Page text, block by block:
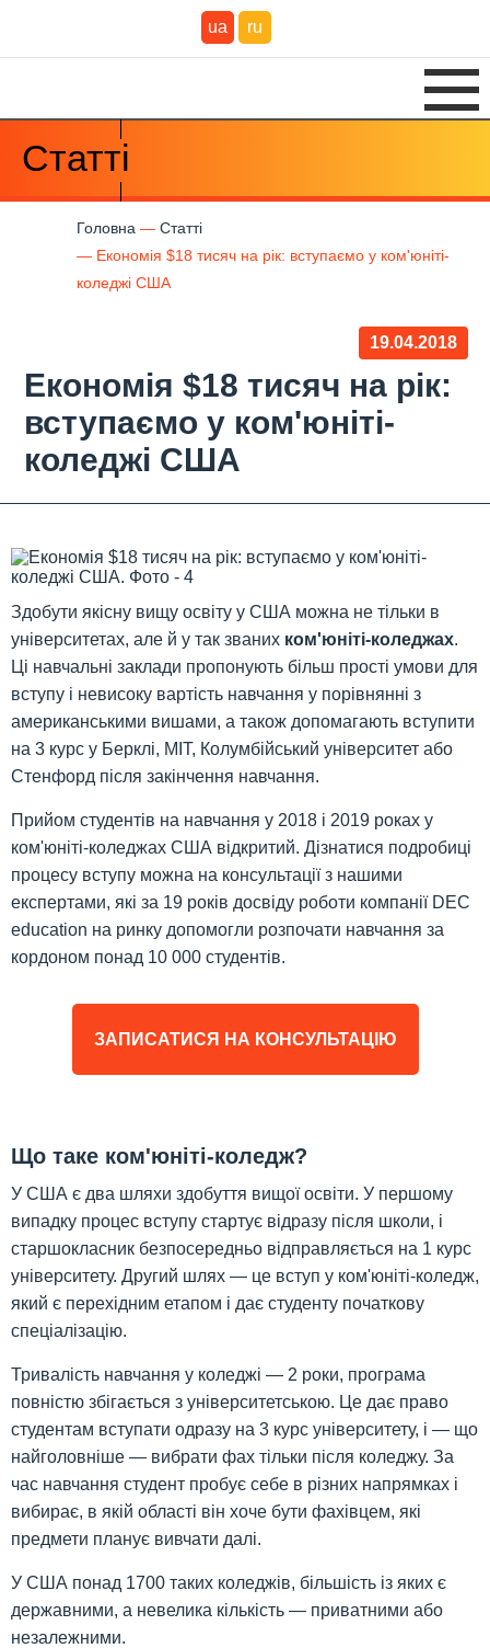
ua ru
Статті
Головна
Статті
Економія $18 тисяч на рік: вступаємо у ком'юніті-
коледжі США
Економія $18 тисяч на рік:
вступаємо у ком'юніті-
коледжі США
19.04.2018
Здобути якісну вищу освіту у США можна не тільки в
університетах, але й у так званих ком'юніті-коледжах.
Ці навчальні заклади пропонують більш прості умови для
вступу і невисоку вартість навчання у порівнянні з
американськими вишами, а також допомагають вступити
на 3 курс у Берклі, MIT, Колумбійський університет або
Стенфорд після закінчення навчання.
Прийом студентів на навчання у 2018 і 2019 роках у
ком'юніті-коледжах США відкритий. Дізнатися подробиці
процесу вступу можна на консультації з нашими
експертами, які за 19 років досвіду роботи компанії DEC
education на ринку допомогли розпочати навчання за
кордоном понад 10 000 студентів.
ЗАПИСАТИСЯ НА КОНСУЛЬТАЦІЮ
Що таке ком'юніті-коледж?
У США є два шляхи здобуття вищої освіти. У першому
випадку процес вступу стартує відразу після школи, і
старшокласник безпосередньо відправляється на 1 курс
університету. Другий шлях — це вступ у ком'юніті-коледж,
який є перехідним етапом і дає студенту початкову
спеціалізацію.
Тривалість навчання у коледжі — 2 роки, програма
повністю збігається з університетською. Це дає право
студентам вступати одразу на 3 курс університету, і — що
найголовніше — вибрати фах тільки після коледжу. За
час навчання студент пробує себе в різних напрямках і
вибирає, в якій області він хоче бути фахівцем, які
предмети планує вивчати далі.
У США понад 1700 таких коледжів, більшість із яких є
державними, а невелика кількість — приватними або
незалежними.